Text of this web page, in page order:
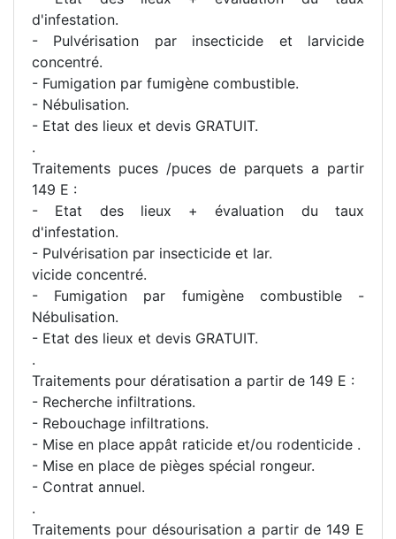
d'infestation.
- Pulvérisation par insecticide et larvicide
concentré.
- Fumigation par fumigène combustible.
- Nébulisation.
- Etat des lieux et devis GRATUIT.
.
Traitements puces /puces de parquets a partir
149 E :
- Etat des lieux + évaluation du taux
d'infestation.
- Pulvérisation par insecticide et lar.
vicide concentré.
- Fumigation par fumigène combustible -
Nébulisation.
- Etat des lieux et devis GRATUIT.
.
Traitements pour dératisation a partir de 149 E :
- Recherche infiltrations.
- Rebouchage infiltrations.
- Mise en place appât raticide et/ou rodenticide .
- Mise en place de pièges spécial rongeur.
- Contrat annuel.
.
Traitements pour désourisation a partir de 149 E